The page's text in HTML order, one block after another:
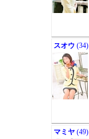
スオウ (34)
マミヤ (49)